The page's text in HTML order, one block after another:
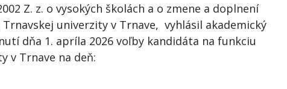
Z. z. o vysokých školách a o zmene a doplnení
univerzity v Trnave, vyhlásil akademický
dňa 1. apríla 2026 voľby kandidáta na funkciu
v Trnave na deň: